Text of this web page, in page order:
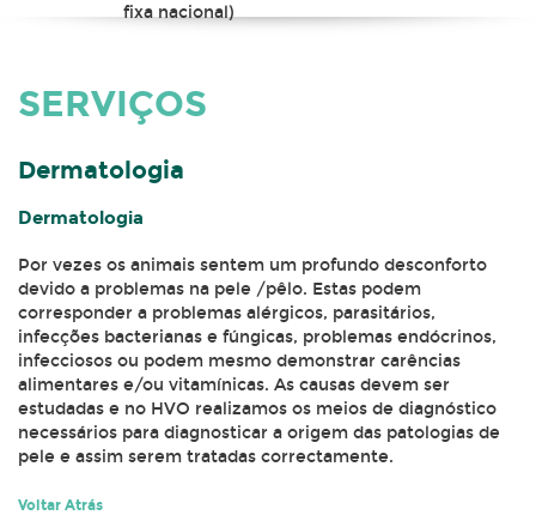
fixa nacional)
SERVIÇOS
Dermatologia
Dermatologia
Por vezes os animais sentem um profundo desconforto
devido a problemas na pele /pêlo. Estas podem
corresponder a problemas alérgicos, parasitários,
infecções bacterianas e fúngicas, problemas endócrinos,
infecciosos ou podem mesmo demonstrar carências
alimentares e/ou vitamínicas. As causas devem ser
estudadas e no HVO realizamos os meios de diagnóstico
necessários para diagnosticar a origem das patologias de
pele e assim serem tratadas correctamente.
Voltar Atrás